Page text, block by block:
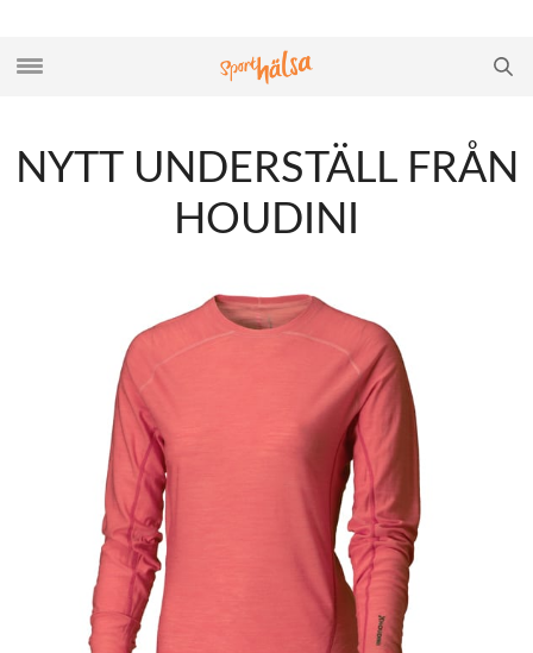
NYTT UNDERSTÄLL FRÅN
HOUDINI